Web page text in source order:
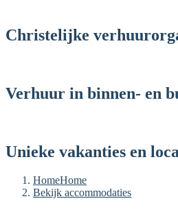
Christelijke
Verhuur in binnen- en
Unieke vakanties en
HomeHome
Bekijk accommodaties